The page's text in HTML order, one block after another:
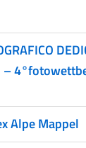
–
Alpe Mappel